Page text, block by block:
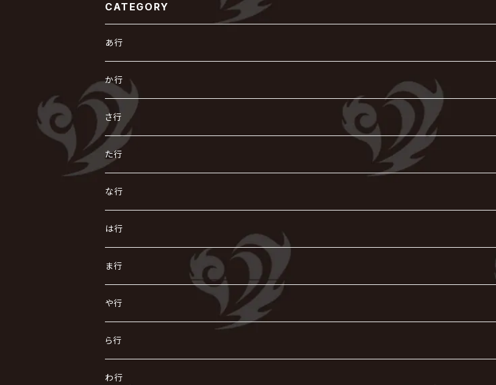
CATEGORY
あ行
あ
R指定
AIOLIN
Azavana
Acid Black Cherry
い
IKUO
exist†trace
色々な十字架
う
VIRGE / ヴァージュ
Waive
UCHUSENTAI:NOIZ / 宇宙戦隊NOIZ
え
ACE OF SPADES
X JAPAN
LSN / The LEGENDARY SIX NINE
お
AURORIZE
OFIAM
か行
か
怪人二十面奏
Kαin
the GazettE
き
KISAKI
キズ
く
Crack6
グラビティ
け
[ kei ] / 圭
仮病
こ
GOATBED
ゴールデンボンバー
さ行
さ
ザアザア
The THIRTEEN
し
Zeke Deux
Z CLEAR
す
Z CLEAR
超ジャシー
せ
ゼラ
零[Hz]
そ
SOPHIA
ZOMBIE / ぞんび
た行
た
DASEIN
DAIGO
ち
CHAQLA.
つ
て
D
DIAURA
と
東京花嫁
な行
な
NIGHTMARE
NAZARE
に
NiEL
NICOLAS
ぬ
nurié
ね
NETH PRIERE CAIN
の
は行
は
heidi.
H.U.G
ひ
HERO
美炎-BIEN-
ふ
Far East Dizain
へ
ま行
ま
THE MICRO HEAD 4N'S
MAO / マオ from SID
み
未完成アリス
む
や行
や
ヤミテラ / 外道反逆者ヤミテラ
ゆ
ら行
ら
わ行